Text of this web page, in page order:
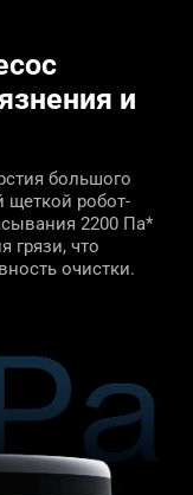
и
большого
щеткой робот-
2200 Па*
грязи, что
очистки.